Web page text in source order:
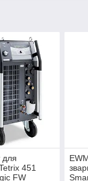
для
451
FW